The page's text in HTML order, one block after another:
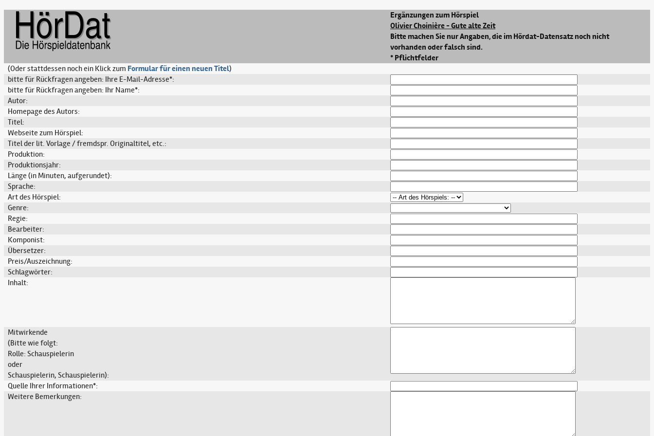
Ergänzungen zum Hörspiel
Olivier Choinière - Gute alte Zeit
Bitte machen Sie nur Angaben, die im Hördat-Datensatz noch nicht
vorhanden oder falsch sind.
* Pflichtfelder
(Oder stattdessen noch ein Klick zum Formular für einen neuen Titel)
bitte für Rückfragen angeben: Ihre E-Mail-Adresse*:
bitte für Rückfragen angeben: Ihr Name*:
Autor:
Homepage des Autors:
Titel:
Webseite zum Hörspiel:
Titel der lit. Vorlage / fremdspr. Originaltitel, etc.:
Produktion:
Produktionsjahr:
Länge (in Minuten, aufgerundet):
Sprache:
Art des Hörspiel:
Genre:
Regie:
Bearbeiter:
Komponist:
Übersetzer:
Preis/Auszeichnung:
Schlagwörter:
Inhalt:
Mitwirkende
(Bitte wie folgt:
Rolle: Schauspielerin
oder
Schauspielerin, Schauspielerin):
Quelle Ihrer Informationen*:
Weitere Bemerkungen: